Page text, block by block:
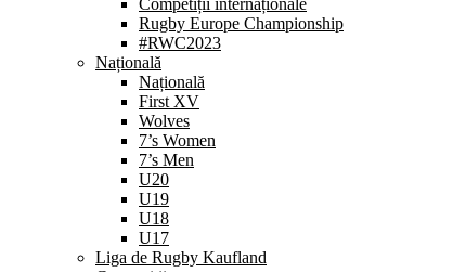
Competiții internaționale
Rugby Europe Championship
#RWC2023
Națională
Națională
First XV
Wolves
7’s Women
7’s Men
U20
U19
U18
U17
Liga de Rugby Kaufland